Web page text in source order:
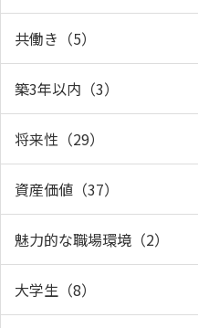
共働き（5）
築3年以内（3）
将来性（29）
資産価値（37）
魅力的な職場環境（2）
大学生（8）